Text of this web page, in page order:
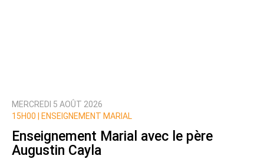
MERCREDI 5 AOÛT 2026
15H00 |
ENSEIGNEMENT MARIAL
Enseignement Marial avec le père
Augustin Cayla